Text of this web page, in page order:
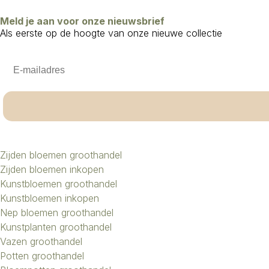
Meld je aan voor onze nieuwsbrief
Als eerste op de hoogte van onze nieuwe collectie
Zijden bloemen groothandel
Zijden bloemen inkopen
Kunstbloemen groothandel
Kunstbloemen inkopen
Nep bloemen groothandel
Kunstplanten groothandel
Vazen groothandel
Potten groothandel